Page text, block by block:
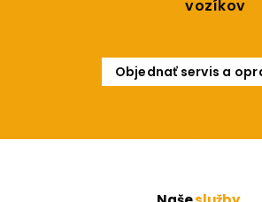
vozíkov
Objednať servis a